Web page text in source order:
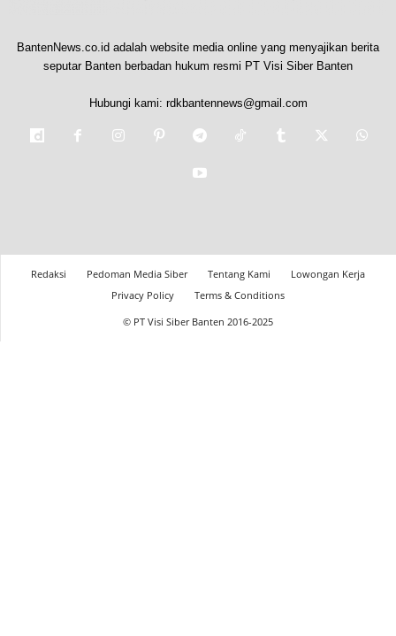
BantenNews.co.id adalah website media online yang menyajikan berita
seputar Banten berbadan hukum resmi PT Visi Siber Banten
Hubungi kami: rdkbantennews@gmail.com
Redaksi Pedoman Media Siber Tentang Kami
Lowongan Kerja
Privacy Policy
Terms & Conditions
© PT Visi Siber Banten 2016-2025